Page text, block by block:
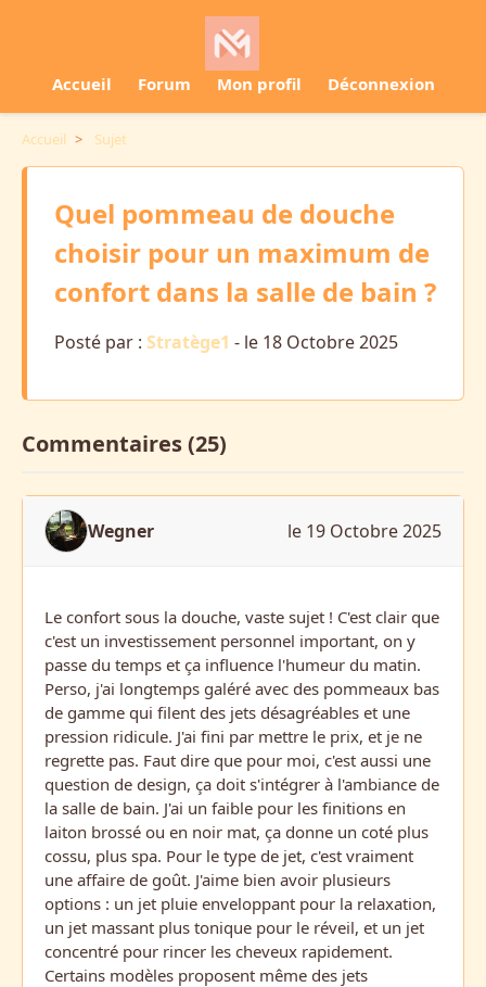
Accueil Forum Mon profil Déconnexion
Accueil > Sujet
Quel pommeau de douche
choisir pour un maximum de
confort dans la salle de bain ?
Posté par : Stratège1 - le 18 Octobre 2025
Commentaires (25)
Wegner le 19 Octobre 2025
Le confort sous la douche, vaste sujet ! C'est clair que
c'est un investissement personnel important, on y
passe du temps et ça influence l'humeur du matin.
Perso, j'ai longtemps galéré avec des pommeaux bas
de gamme qui filent des jets désagréables et une
pression ridicule. J'ai fini par mettre le prix, et je ne
regrette pas. Faut dire que pour moi, c'est aussi une
question de design, ça doit s'intégrer à l'ambiance de
la salle de bain. J'ai un faible pour les finitions en
laiton brossé ou en noir mat, ça donne un coté plus
cossu, plus spa. Pour le type de jet, c'est vraiment
une affaire de goût. J'aime bien avoir plusieurs
options : un jet pluie enveloppant pour la relaxation,
un jet massant plus tonique pour le réveil, et un jet
concentré pour rincer les cheveux rapidement.
Certains modèles proposent même des jets